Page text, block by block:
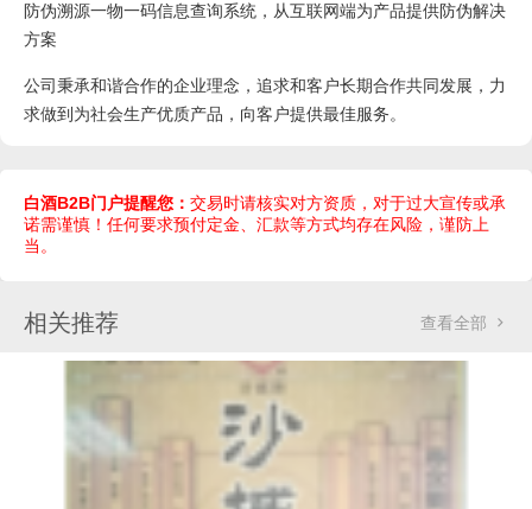
防伪溯源一物一码信息查询系统，从互联网端为产品提供防伪解决
方案
公司秉承和谐合作的企业理念，追求和客户长期合作共同发展，力
求做到为社会生产优质产品，向客户提供最佳服务。
白酒B2B门户提醒您： 交易时请核实对方资质，对于过大宣传或承
诺需谨慎！任何要求预付定金、汇款等方式均存在风险，谨防上
当。
相关推荐 查看全部 